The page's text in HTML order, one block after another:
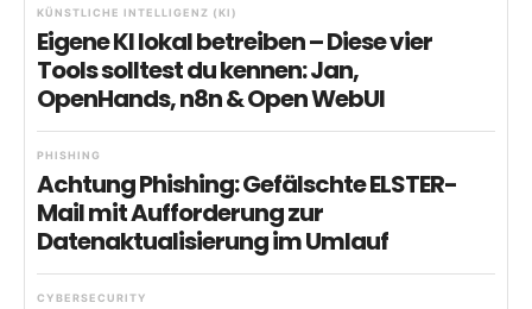
KÜNSTLICHE INTELLIGENZ (KI)
Eigene KI lokal betreiben – Diese vier
Tools solltest du kennen: Jan,
OpenHands, n8n & Open WebUI
PHISHING
Achtung Phishing: Gefälschte ELSTER-
Mail mit Aufforderung zur
Datenaktualisierung im Umlauf
CYBERSECURITY